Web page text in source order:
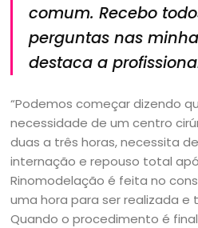
comum. Recebo
perguntas nas
destaca a
“Podemos começar dizendo
necessidade de um centro
duas a três horas, necessita
internação e repouso total
Rinomodelação é feita no
uma hora para ser realizada e
Quando o procedimento é